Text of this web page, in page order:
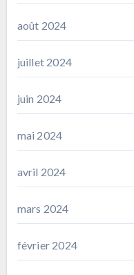
août 2024
juillet 2024
juin 2024
mai 2024
avril 2024
mars 2024
février 2024